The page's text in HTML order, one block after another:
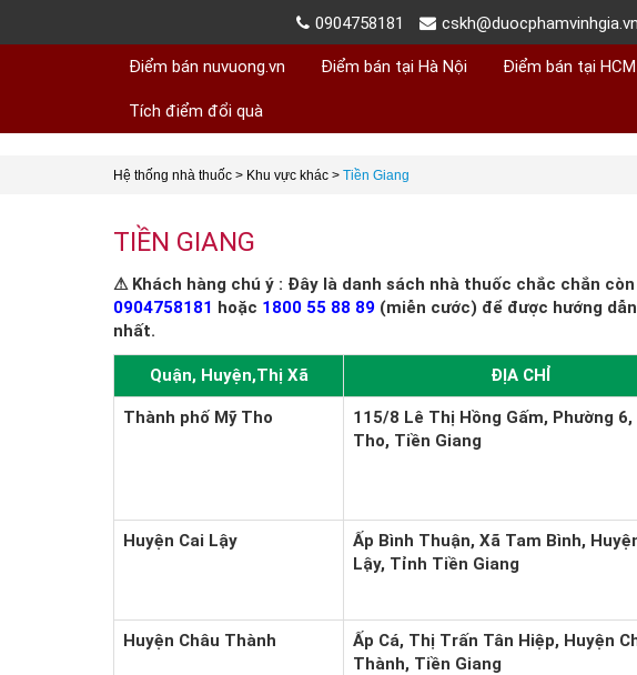
0904758181 cskh@duocphamvinhgia.vn
Điểm bán nuvuong.vn Điểm bán tại Hà Nội Điểm bán tại HCM
Tích điểm đổi quà
Hệ thống nhà thuốc > Khu vực khác > Tiền Giang
TIỀN GIANG
⚠ Khách hàng chú ý : Đây là danh sách nhà thuốc chắc chắn
0904758181 hoặc 1800 55 88 89 (miễn cước) để được hướng
nhất.
Quận, Huyện,Thị Xã ĐỊA CHỈ
Thành phố Mỹ Tho
115/8 Lê Thị Hồng Gấm, Phường 6,
Tho, Tiền Giang
Huyện Cai Lậy
Ấp Bình Thuận, Xã Tam Bình,
Lậy, Tỉnh Tiền Giang
Huyện Châu Thành
Ấp Cá, Thị Trấn Tân Hiệp, Huyện
Thành, Tiền Giang